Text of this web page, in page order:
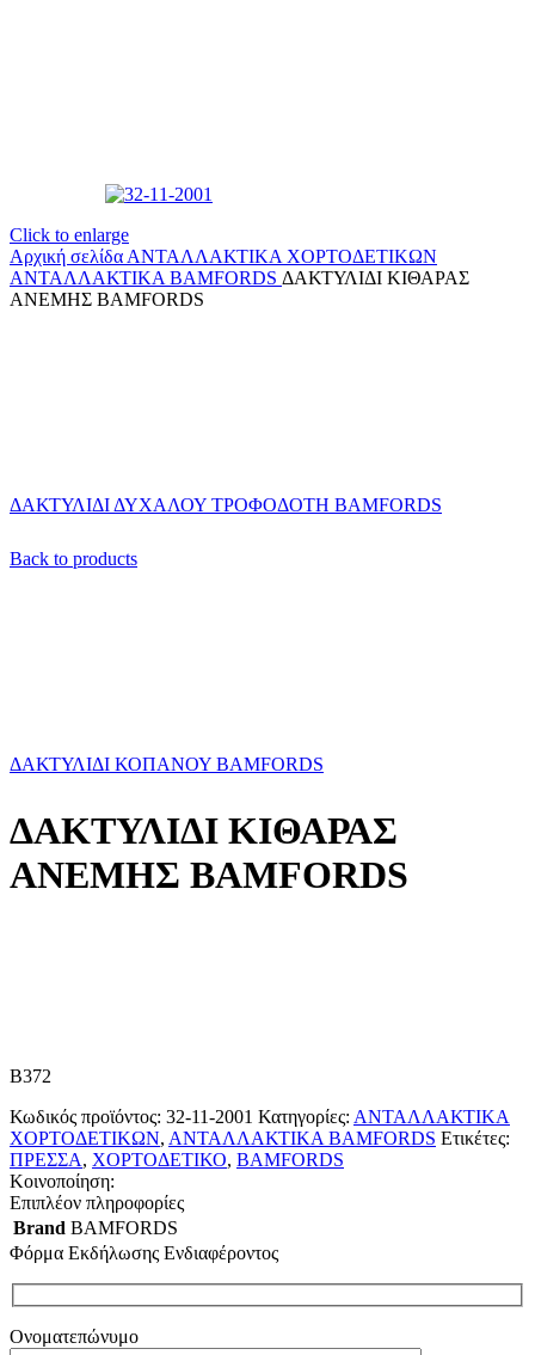
Click to enlarge
Αρχική σελίδα ΑΝΤΑΛΛΑΚΤΙΚΑ ΧΟΡΤΟΔΕΤΙΚΩΝ
ΑΝΤΑΛΛΑΚΤΙΚΑ BAMFORDS ΔΑΚΤΥΛΙΔΙ ΚΙΘΑΡΑΣ
ΑΝΕΜΗΣ BAMFORDS
ΔΑΚΤΥΛΙΔΙ ΔΥΧΑΛΟΥ ΤΡΟΦΟΔΟΤΗ BΑMFORDS
Back to products
ΔΑΚΤΥΛΙΔΙ ΚΟΠΑΝΟΥ BAMFORDS
ΔΑΚΤΥΛΙΔΙ ΚΙΘΑΡΑΣ
ΑΝΕΜΗΣ BAMFORDS
B372
Κωδικός προϊόντος: 32-11-2001 Κατηγορίες: ΑΝΤΑΛΛΑΚΤΙΚΑ
ΧΟΡΤΟΔΕΤΙΚΩΝ, ΑΝΤΑΛΛΑΚΤΙΚΑ BAMFORDS Ετικέτες:
ΠΡΕΣΣΑ, ΧΟΡΤΟΔΕΤΙΚΟ, BAMFORDS
Κοινοποίηση:
Επιπλέον πληροφορίες
Brand BAMFORDS
Φόρμα Εκδήλωσης Ενδιαφέροντος
Ονοματεπώνυμο